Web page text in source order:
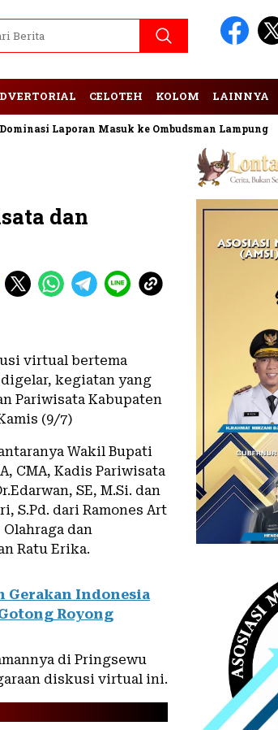
CELOTEH KOLOM LAINNYA
Laporan Masuk ke Ombudsman Lampung
dan
virtual bertema
kegiatan yang
Pariwisata Kabupaten
(9/7)
Wakil Bupati
CMA, Kadis Pariwisata
SE, M.Si. dan
S.Pd. dari Ramones Art
dan
Ratu Erika.
Gerakan Indonesia
Royong
di Pringsewu
diskusi virtual ini.